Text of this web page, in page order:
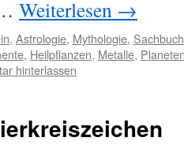
Weiterlesen →
, Astrologie, Mythologie, Sachbuch
, Heilpflanzen, Metalle,
hinterlassen